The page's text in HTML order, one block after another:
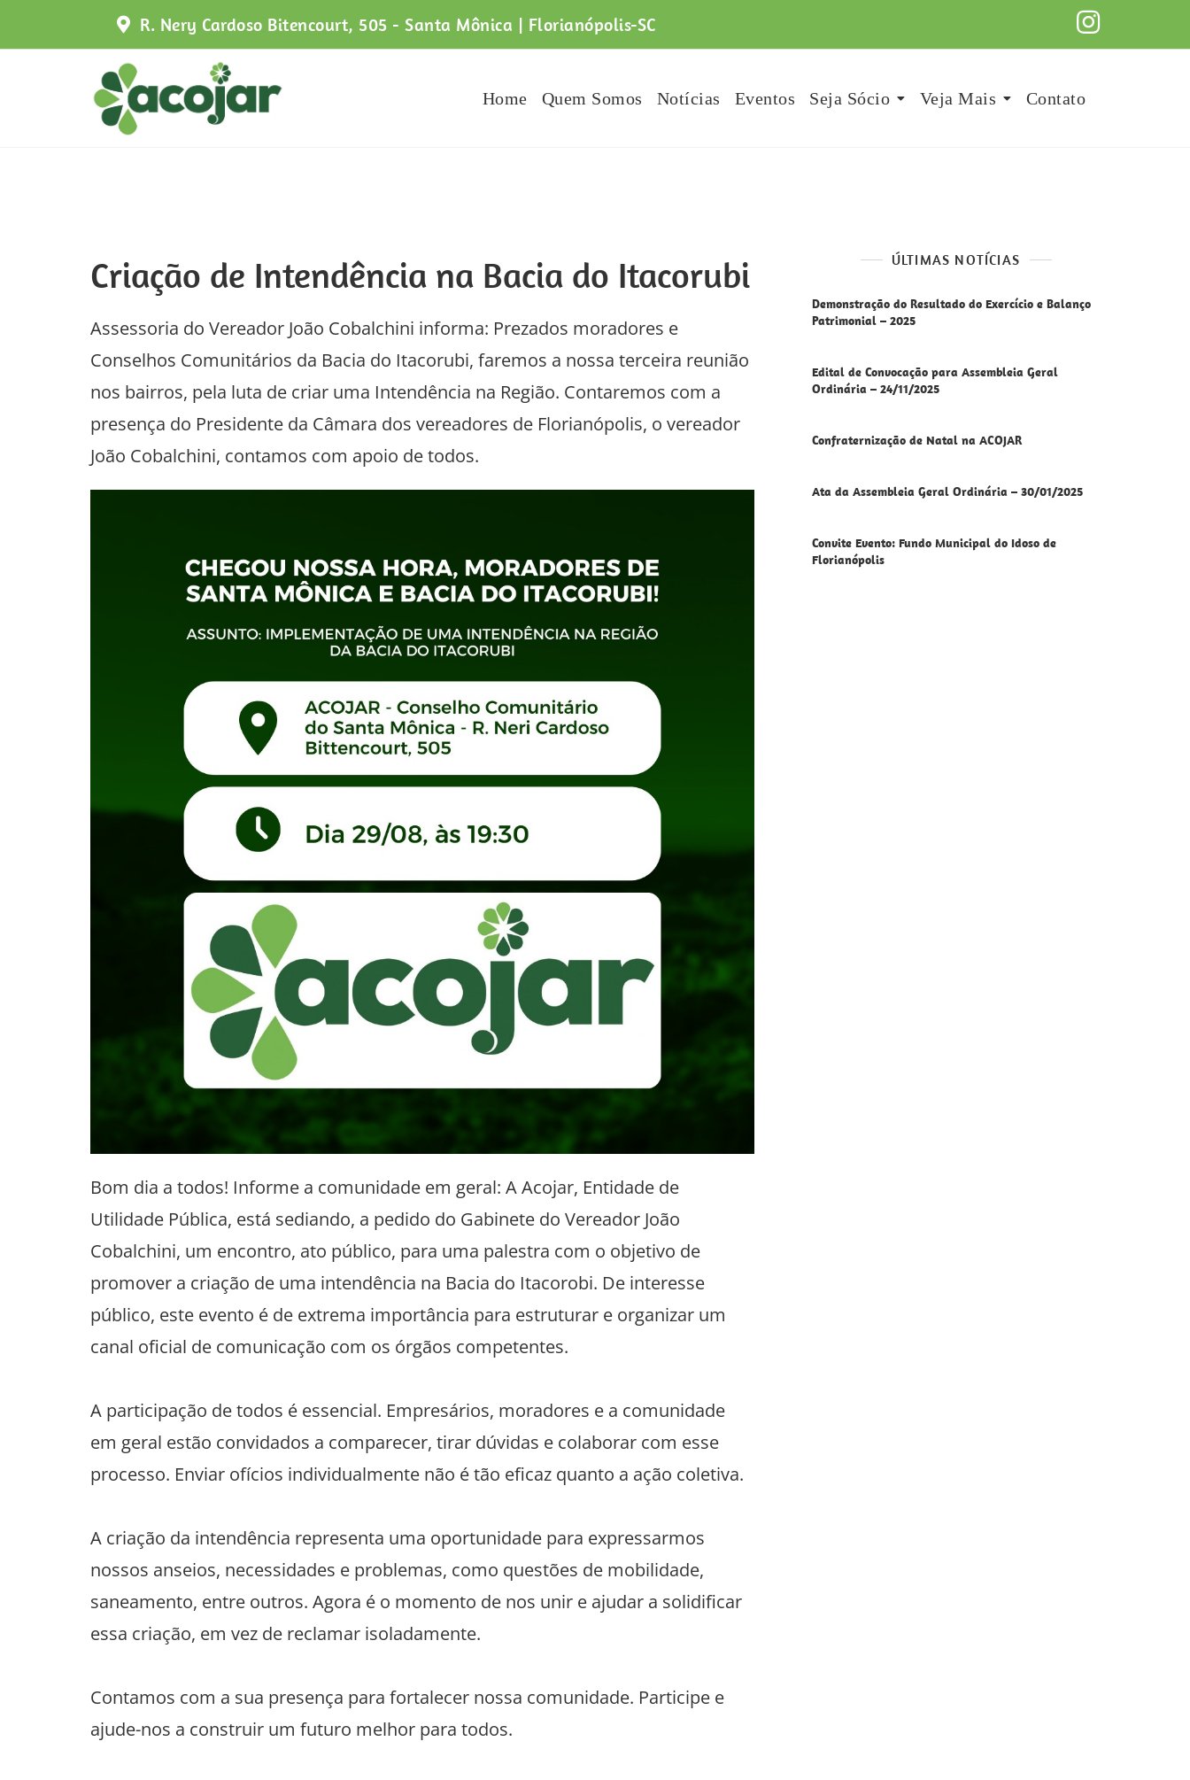
R. Nery Cardoso Bitencourt, 505 - Santa Mônica | Florianópolis-SC
Home Quem Somos Notícias Eventos Seja Sócio Veja Mais Contato
Criação de Intendência na Bacia do Itacorubi
Assessoria do Vereador João Cobalchini informa: Prezados moradores e
Conselhos Comunitários da Bacia do Itacorubi, faremos a nossa terceira reunião
nos bairros, pela luta de criar uma Intendência na Região. Contaremos com a
presença do Presidente da Câmara dos vereadores de Florianópolis, o vereador
João Cobalchini, contamos com apoio de todos.
Bom dia a todos! Informe a comunidade em geral: A Acojar, Entidade de
Utilidade Pública, está sediando, a pedido do Gabinete do Vereador João
Cobalchini, um encontro, ato público, para uma palestra com o objetivo de
promover a criação de uma intendência na Bacia do Itacorobi. De interesse
público, este evento é de extrema importância para estruturar e organizar um
canal oficial de comunicação com os órgãos competentes.
A participação de todos é essencial. Empresários, moradores e a comunidade
em geral estão convidados a comparecer, tirar dúvidas e colaborar com esse
processo. Enviar ofícios individualmente não é tão eficaz quanto a ação coletiva.
A criação da intendência representa uma oportunidade para expressarmos
nossos anseios, necessidades e problemas, como questões de mobilidade,
saneamento, entre outros. Agora é o momento de nos unir e ajudar a solidificar
essa criação, em vez de reclamar isoladamente.
Contamos com a sua presença para fortalecer nossa comunidade. Participe e
ajude-nos a construir um futuro melhor para todos.
ÚLTIMAS NOTÍCIAS
Demonstração do Resultado do Exercício e Balanço
Patrimonial – 2025
Edital de Convocação para Assembleia Geral
Ordinária – 24/11/2025
Confraternização de Natal na ACOJAR
Ata da Assembleia Geral Ordinária – 30/01/2025
Convite Evento: Fundo Municipal do Idoso de
Florianópolis